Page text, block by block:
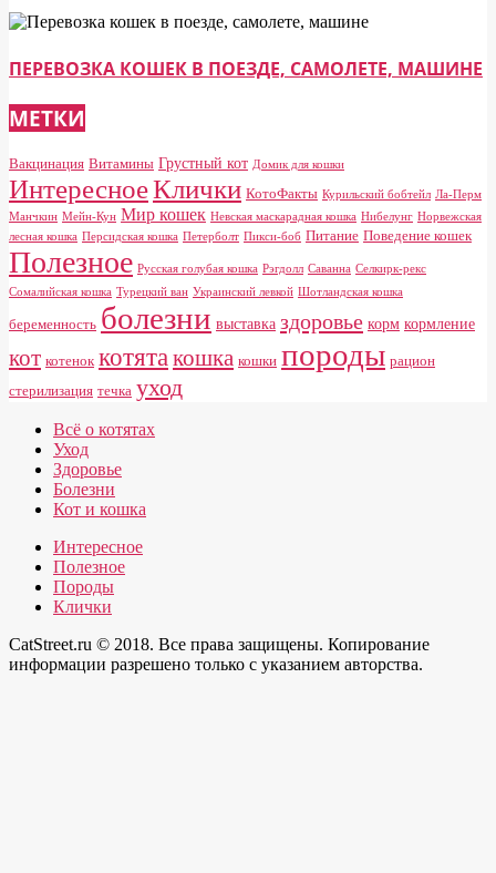
ПЕРЕВОЗКА КОШЕК В ПОЕЗДЕ, САМОЛЕТЕ, МАШИНЕ
МЕТКИ
Вакцинация Витамины Грустный кот Домик для кошки
ИнтересноеКлички КотоФакты Курильский бобтейл Ла-Перм
Манчкин Мейн-Кун Мир кошек Невская маскарадная кошка Нибелунг Норвежская
лесная кошка Персидская кошка Петерболт Пикси-боб Питание Поведение кошек
Полезное Русская голубая кошка Рэгдолл Саванна Селкирк-рекс
Сомалийская кошка Турецкий ван Украинский левкой Шотландская кошка
беременность болезни выставка здоровье корм кормление
кот котенок котята кошка кошки породы рацион
стерилизация течка уход
Всё о котятах
Уход
Здоровье
Болезни
Кот и кошка
Интересное
Полезное
Породы
Клички
CatStreet.ru © 2018. Все права защищены. Копирование
информации разрешено только с указанием авторства.